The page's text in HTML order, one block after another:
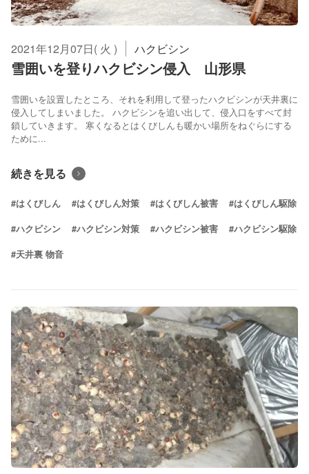
2021年12月07日( 火 ) ハクビシン
雪囲いを登りハクビシン侵入 山形県
雪囲いを設置したところ、それを利用して登ったハクビシンが天井裏に
侵入してしまいました。 ハクビシンを追い出して、侵入口をすべて封
鎖していきます。 寒くなるとはくびしんも暖かい場所をねぐらにする
ために...
続きを見る
#はくびしん #はくびしん対策 #はくびしん被害 #はくびしん駆除
#ハクビシン #ハクビシン対策 #ハクビシン被害 #ハクビシン駆除
#天井裏 物音